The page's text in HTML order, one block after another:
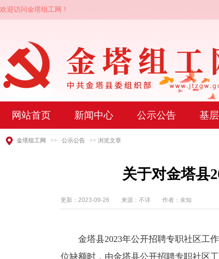
欢迎访问金塔组工网！
网站首页 新闻中心 公示公告 基
金塔组工网 >> 公示公告 >> 浏览文章
关于对金塔县
更新： 2023-09-26 来源：不详 作者：未知
金塔县2023年公开招聘专职社区工作
位缺额时，由金塔县公开招聘专职社区